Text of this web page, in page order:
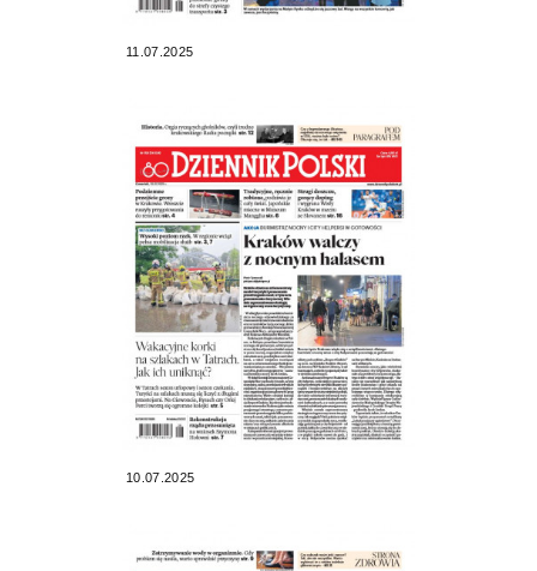
11.07.2025
10.07.2025